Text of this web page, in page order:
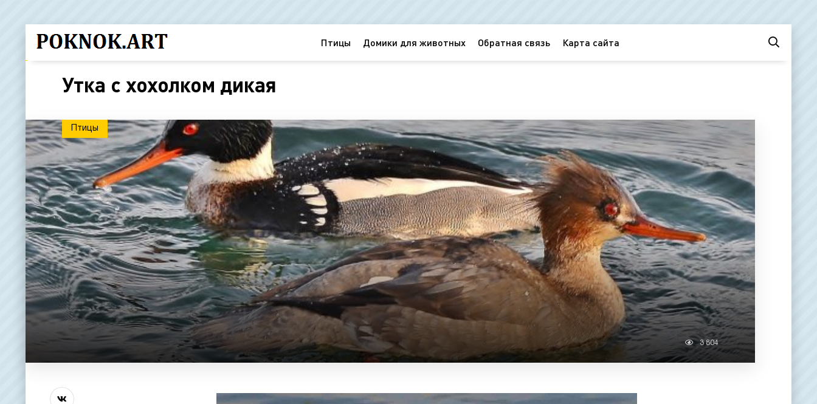
Птицы Домики для животных Обратная связь Карта сайта
Утка с хохолком дикая
Птицы
3 804